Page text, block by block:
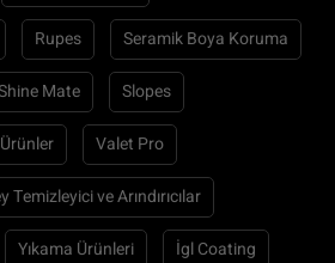
Rupes Seramik Boya Koruma
Mate Slopes
Valet Pro
Temizleyici ve Arındırıcılar
Yıkama Ürünleri İgl Coating